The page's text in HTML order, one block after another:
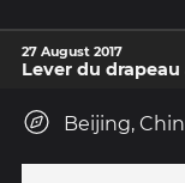
27 August 2017
Lever du drapeau
Beijing,